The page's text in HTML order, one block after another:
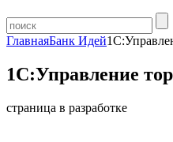
ГлавнаяБанк Идей
1С:Управление
страница в разработке